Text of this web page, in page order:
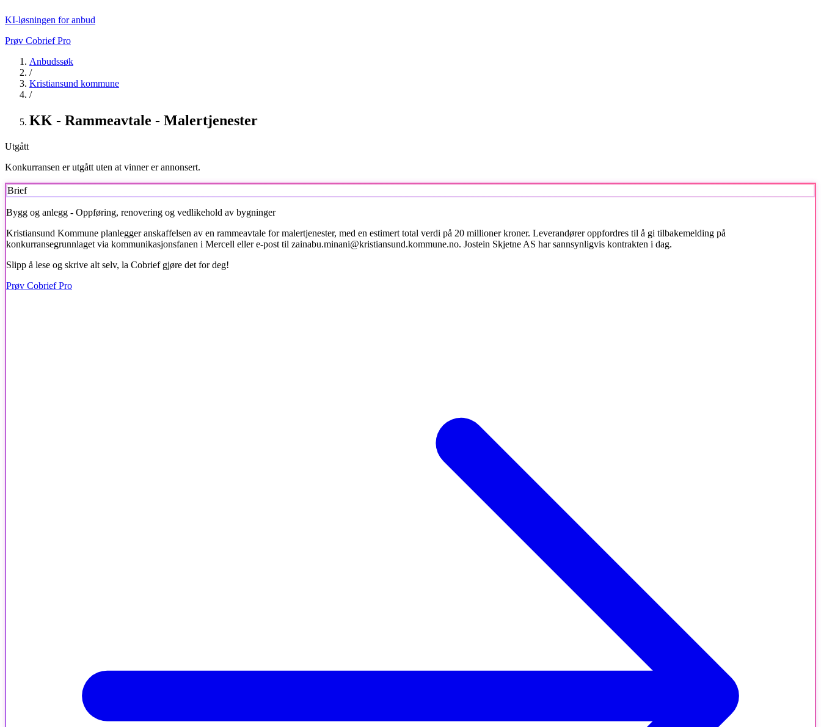
KI-løsningen for anbud
Prøv Cobrief Pro
Anbudssøk
/
Kristiansund kommune
/
KK - Rammeavtale - Malertjenester
Utgått
Konkurransen er utgått uten at vinner er annonsert.
Brief
Bygg og anlegg - Oppføring, renovering og vedlikehold av bygninger
Kristiansund Kommune planlegger anskaffelsen av en rammeavtale for malertjenester, med en estimert total verdi på 20 millioner kroner. Leverandører oppfordres til å gi tilbakemelding på
konkurransegrunnlaget via kommunikasjonsfanen i Mercell eller e-post til zainabu.minani@kristiansund.kommune.no. Jostein Skjetne AS har sannsynligvis kontrakten i dag.
Slipp å lese og skrive alt selv, la Cobrief gjøre det for deg!
Prøv Cobrief Pro